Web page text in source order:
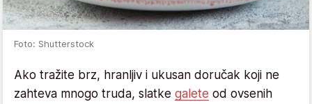
Foto: Shutterstock
Ako tražite brz, hranljiv i ukusan doručak koji ne
zahteva mnogo truda, slatke galete od ovsenih